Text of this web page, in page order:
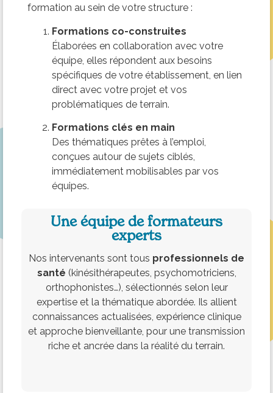
formation au sein de votre structure :
Formations co-construites
Élaborées en collaboration avec votre
équipe, elles répondent aux besoins
spécifiques de votre établissement, en lien
direct avec votre projet et vos
problématiques de terrain.
Formations clés en main
Des thématiques prêtes à l’emploi,
conçues autour de sujets ciblés,
immédiatement mobilisables par vos
équipes.
Une équipe de formateurs
experts
Nos intervenants sont tous professionnels de
santé (kinésithérapeutes, psychomotriciens,
orthophonistes…), sélectionnés selon leur
expertise et la thématique abordée. Ils allient
connaissances actualisées, expérience clinique
et approche bienveillante, pour une transmission
riche et ancrée dans la réalité du terrain.